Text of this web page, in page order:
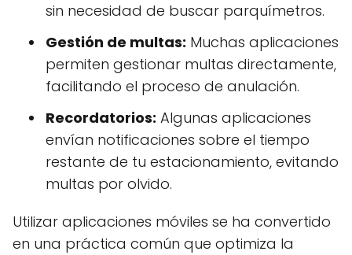
sin necesidad de buscar parquímetros.
Gestión de multas: Muchas aplicaciones
permiten gestionar multas directamente,
facilitando el proceso de anulación.
Recordatorios: Algunas aplicaciones
envían notificaciones sobre el tiempo
restante de tu estacionamiento, evitando
multas por olvido.
Utilizar aplicaciones móviles se ha convertido
en una práctica común que optimiza la